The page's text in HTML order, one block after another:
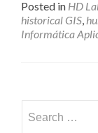
Posted in HD
historical GIS,
Informática